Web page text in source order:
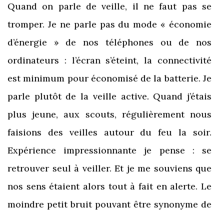
Quand on parle de veille, il ne faut pas se
tromper. Je ne parle pas du mode « économie
d’énergie » de nos téléphones ou de nos
ordinateurs : l’écran s’éteint, la connectivité
est minimum pour économisé de la batterie. Je
parle plutôt de la veille active. Quand j’étais
plus jeune, aux scouts, régulièrement nous
faisions des veilles autour du feu la soir.
Expérience impressionnante je pense : se
retrouver seul à veiller. Et je me souviens que
nos sens étaient alors tout à fait en alerte. Le
moindre petit bruit pouvant être synonyme de